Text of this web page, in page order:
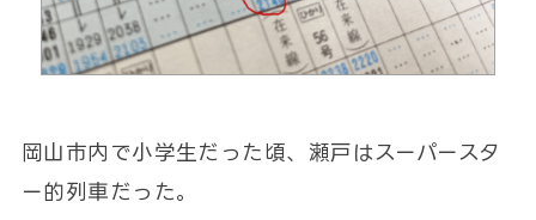
岡山市内で小学生だった頃、瀬戸はスーパースタ
ー的列車だった。